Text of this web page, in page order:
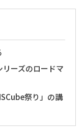
ーズのロードマ
祭り」の講